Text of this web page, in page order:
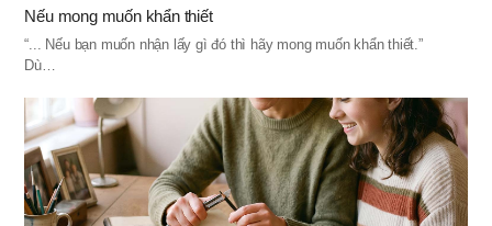
Nếu mong muốn khẩn thiết
“... Nếu bạn muốn nhận lấy gì đó thì hãy mong muốn khẩn thiết.”
Dù…